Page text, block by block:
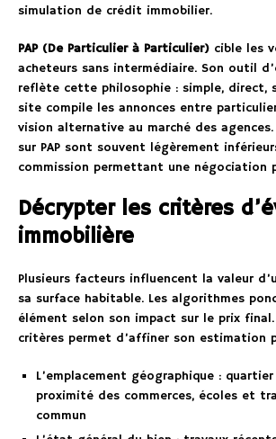
simulation de crédit immobilier.
PAP (De Particulier à Particulier) cible les
acheteurs sans intermédiaire. Son outil
reflète cette philosophie : simple, direct,
site compile les annonces entre
vision alternative au marché des
sur PAP sont souvent légèrement
commission permettant une négociation
Décrypter les critères
immobilière
Plusieurs facteurs influencent la valeur
sa surface habitable. Les algorithmes
élément selon son impact sur le prix final.
critères permet d’affiner son estimation
L’emplacement géographique : quartier
proximité des commerces, écoles et
commun